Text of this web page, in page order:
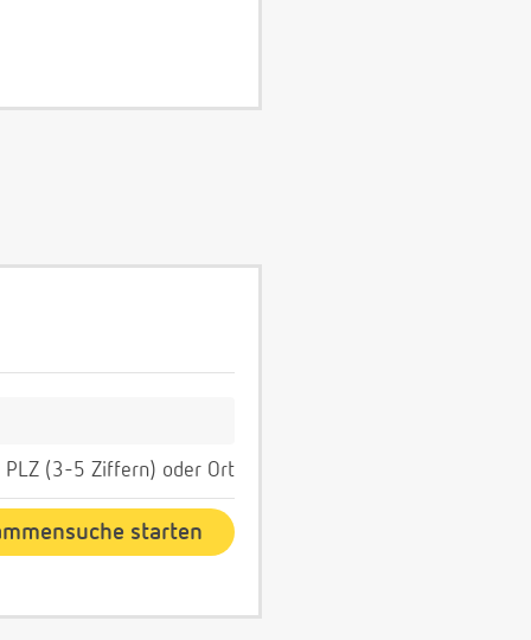
PLZ (3-5 Ziffern) oder Ort